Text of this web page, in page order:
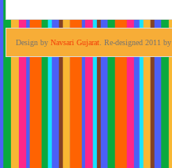
Design by Navsari Gujarat. Re-designed 2011 by